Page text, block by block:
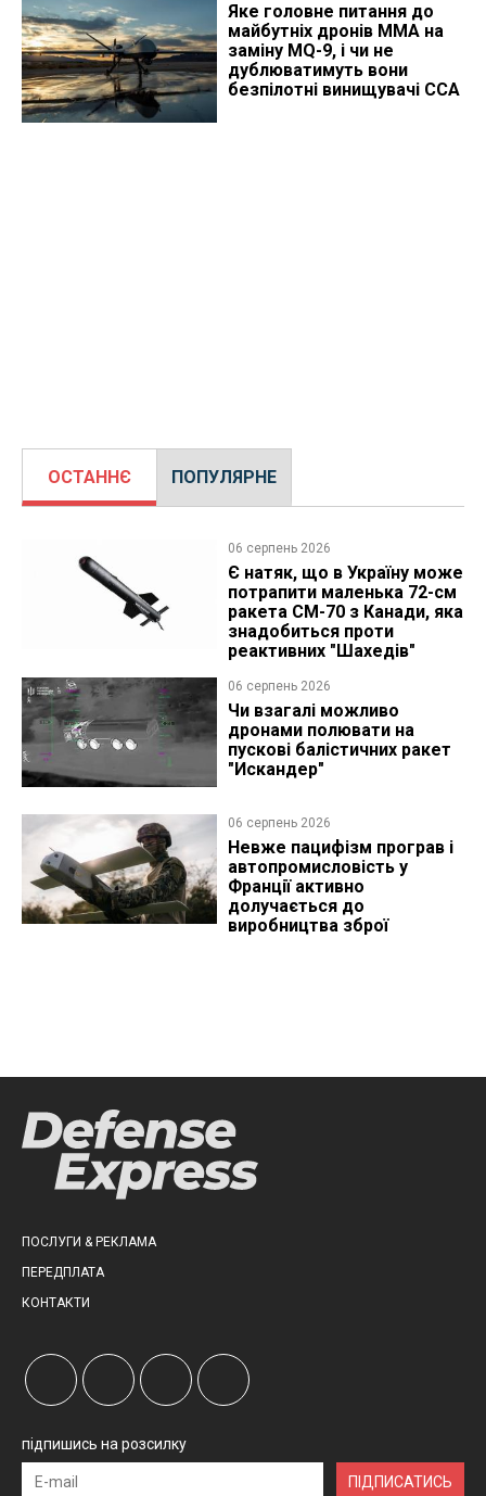
Яке головне питання до
майбутніх дронів MMA на
заміну MQ-9, і чи не
дублюватимуть вони
безпілотні винищувачі CCA
ОСТАННЄ ПОПУЛЯРНЕ
06 серпень 2026
Є натяк, що в Україну може
потрапити маленька 72-см
ракета CM-70 з Канади, яка
знадобиться проти
реактивних "Шахедів"
06 серпень 2026
Чи взагалі можливо
дронами полювати на
пускові балістичних ракет
"Искандер"
06 серпень 2026
Невже пацифізм програв і
автопромисловість у
Франції активно
долучається до
виробництва зброї
ПОСЛУГИ & РЕКЛАМА
ПЕРЕДПЛАТА
КОНТАКТИ
підпишись на розсилку
ПІДПИСАТИСЬ